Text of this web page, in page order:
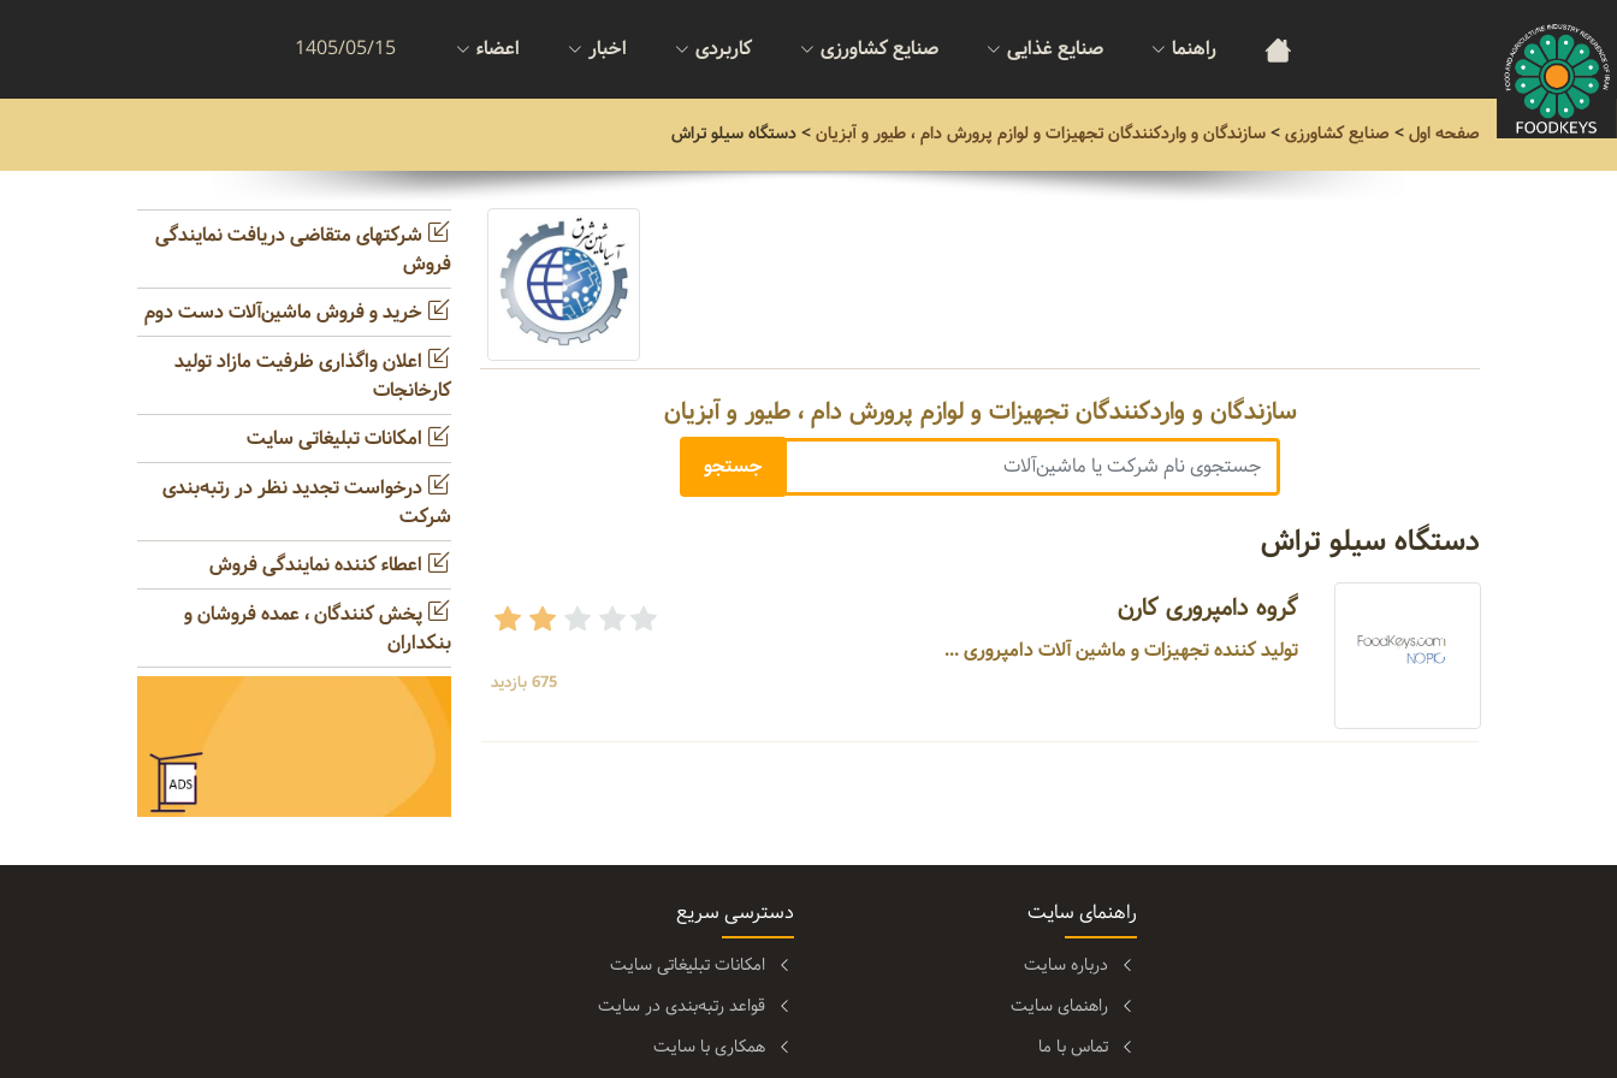
راهنما صنایع غذایی صنایع کشاورزی کاربردی اخبار اعضاء 1405/05/15
صفحه اول> صنایع کشاورزی>سازندگان و واردکنندگان تجهیزات و لوازم پرورش دام ، طیور و آبزیان> دستگاه سیلو تراش
سازندگان و واردکنندگان تجهیزات و لوازم پرورش دام ، طیور و آبزیان
دستگاه سیلو تراش
گروه دامپروری کارن
تولید کننده تجهیزات و ماشین آلات دامپروری ...
675 بازدید
شرکتهای متقاضی دریافت نمایندگی
فروش
خرید و فروش ماشین‌آلات دست دوم
اعلان واگذاری ظرفیت مازاد تولید
کارخانجات
امکانات تبلیغاتی سایت
درخواست تجدید نظر در رتبه‌بندی
شرکت
اعطاء کننده نمایندگی فروش
پخش کنندگان ، عمده فروشان و
بنکداران
راهنمای سایت
درباره سایت
راهنمای سایت
تماس با ما
دسترسی سریع
امکانات تبلیغاتی سایت
قواعد رتبه‌بندی در سایت
همکاری با سایت